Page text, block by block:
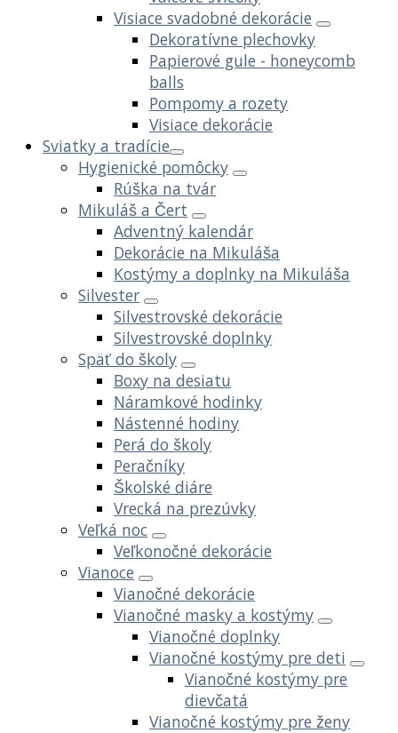
Visiace svadobné dekorácie
Dekoratívne plechovky
Papierové gule - honeycomb
balls
Pompomy a rozety
Visiace dekorácie
Sviatky a tradície
Hygienické pomôcky
Rúška na tvár
Mikuláš a Čert
Adventný kalendár
Dekorácie na Mikuláša
Kostýmy a doplnky na Mikuláša
Silvester
Silvestrovské dekorácie
Silvestrovské doplnky
Späť do školy
Boxy na desiatu
Náramkové hodinky
Nástenné hodiny
Perá do školy
Peračníky
Školské diáre
Vrecká na prezúvky
Veľká noc
Veľkonočné dekorácie
Vianoce
Vianočné dekorácie
Vianočné masky a kostýmy
Vianočné doplnky
Vianočné kostýmy pre deti
Vianočné kostýmy pre
dievčatá
Vianočné kostýmy pre ženy